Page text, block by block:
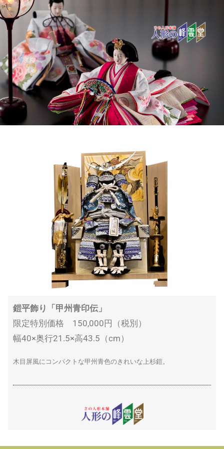
鎧平飾り「甲州青印伝」
限定特別価格 150,000円（税別）
幅40×奥行21.5×高43.5（cm）
木目屏風にコンパクトな甲州青色のきれいな上杉鎧。